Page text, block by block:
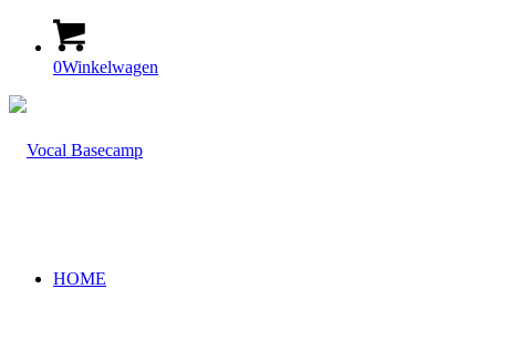
0Winkelwagen
HOME